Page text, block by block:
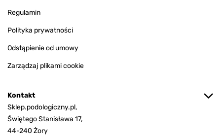
Regulamin
Polityka prywatności
Odstąpienie od umowy
Zarządzaj plikami cookie
Kontakt
Sklep.podologiczny.pl,
Świętego Stanisława 17,
44-240 Żory